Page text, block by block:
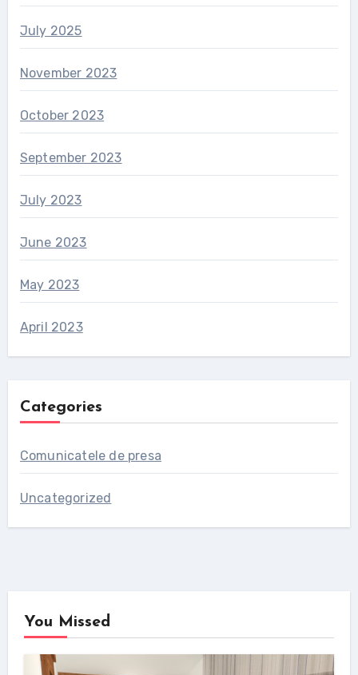
July 2025
November 2023
October 2023
September 2023
July 2023
June 2023
May 2023
April 2023
Categories
Comunicatele de presa
Uncategorized
You Missed